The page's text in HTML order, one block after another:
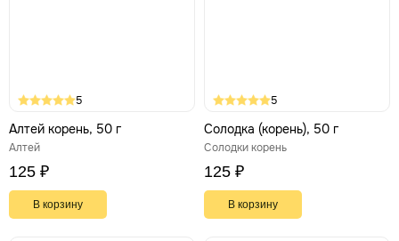
5
Алтей корень, 50 г
Алтей
125 ₽
В корзину
5
Солодка (корень), 50 г
Солодки корень
125 ₽
В корзину